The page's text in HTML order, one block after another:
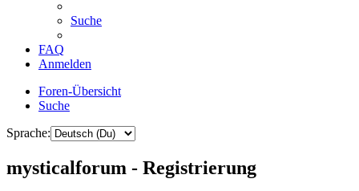
Suche
FAQ
Anmelden
Foren-Übersicht
Suche
Sprache:
mysticalforum - Registrierung